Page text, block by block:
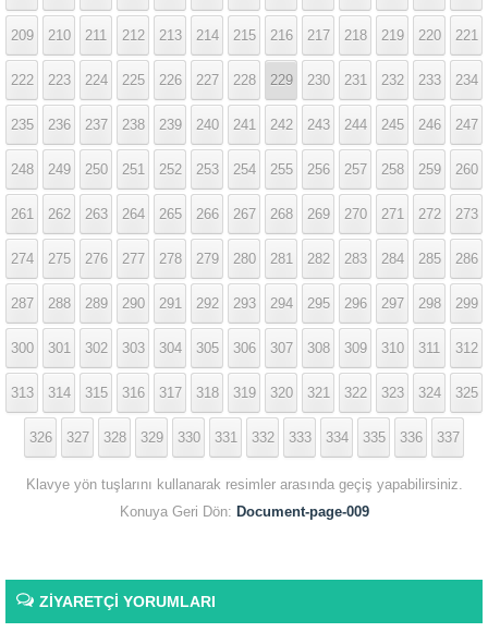
209 210 211 212 213 214 215 216 217 218 219 220 221
222 223 224 225 226 227 228 229 230 231 232 233 234
235 236 237 238 239 240 241 242 243 244 245 246 247
248 249 250 251 252 253 254 255 256 257 258 259 260
261 262 263 264 265 266 267 268 269 270 271 272 273
274 275 276 277 278 279 280 281 282 283 284 285 286
287 288 289 290 291 292 293 294 295 296 297 298 299
300 301 302 303 304 305 306 307 308 309 310 311 312
313 314 315 316 317 318 319 320 321 322 323 324 325
326 327 328 329 330 331 332 333 334 335 336 337
Klavye yön tuşlarını kullanarak resimler arasında geçiş yapabilirsiniz.
Konuya Geri Dön: Document-page-009
ZİYARETÇİ YORUMLARI